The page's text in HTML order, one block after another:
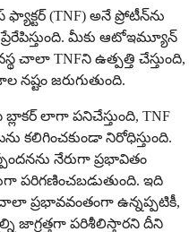
(TNF) అనే ప్రోటీన్‌ను
మీకు ఆటోఇమ్యూన్
చాలా TNFని ఉత్పత్తి చేస్తుంది,
జరుగుతుంది.
లాగా పనిచేస్తుంది, TNF
కలిగించకుండా నిరోధిస్తుంది.
నేరుగా ప్రభావితం
పరిగణించబడుతుంది. ఇది
ప్రభావవంతంగా ఉన్నప్పటికీ,
పరిశీలిస్తారని దీని